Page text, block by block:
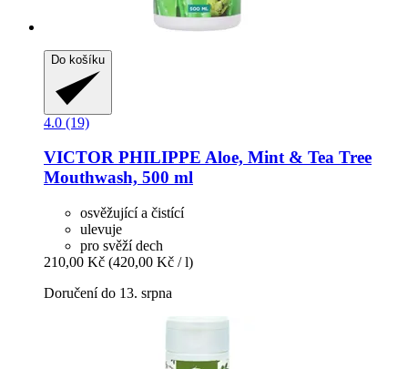
Do košíku
4.0 (19)
VICTOR PHILIPPE Aloe, Mint & Tea Tree
Mouthwash, 500 ml
osvěžující a čistící
ulevuje
pro svěží dech
210,00 Kč (420,00 Kč / l)
Doručení do 13. srpna